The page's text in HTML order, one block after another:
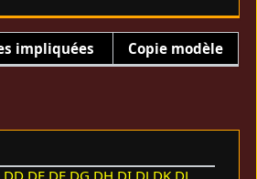
impliquées Copie modèle